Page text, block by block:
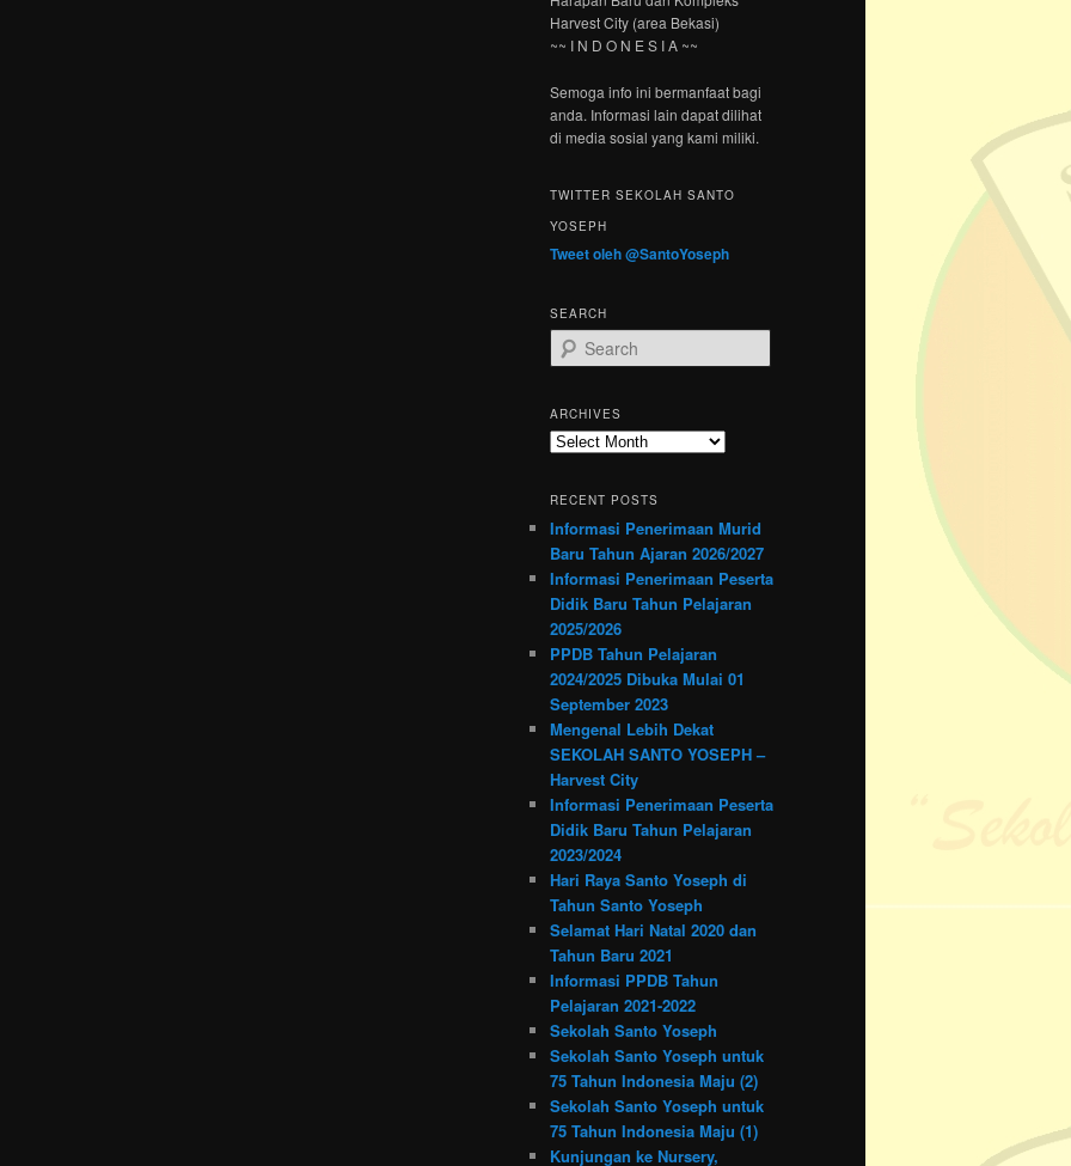
Harvest City (area Bekasi)
~~ I N D O N E S I A ~~
Semoga info ini bermanfaat bagi
anda. Informasi lain dapat dilihat
di media sosial yang kami miliki.
TWITTER SEKOLAH SANTO
YOSEPH
Tweet oleh @SantoYoseph
SEARCH
e
r
c
h
ARCHIVES
Archives
RECENT POSTS
Informasi Penerimaan Murid
Baru Tahun Ajaran 2026/2027
Informasi Penerimaan Peserta
Didik Baru Tahun Pelajaran
2025/2026
PPDB Tahun Pelajaran
2024/2025 Dibuka Mulai 01
September 2023
Mengenal Lebih Dekat
SEKOLAH SANTO YOSEPH –
Harvest City
Informasi Penerimaan Peserta
Didik Baru Tahun Pelajaran
2023/2024
Hari Raya Santo Yoseph di
Tahun Santo Yoseph
Selamat Hari Natal 2020 dan
Tahun Baru 2021
Informasi PPDB Tahun
Pelajaran 2021-2022
Sekolah Santo Yoseph
Sekolah Santo Yoseph untuk
75 Tahun Indonesia Maju (2)
Sekolah Santo Yoseph untuk
75 Tahun Indonesia Maju (1)
Kunjungan ke Nursery,